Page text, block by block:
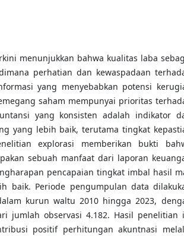
menunjukkan bahwa kualitas laba
perhatian dan kewaspadaan
yang menyebabkan potensi
saham mempunyai prioritas
yang konsisten adalah indikator
yang lebih baik, terutama tingkat
explorasi memberikan bukti
sebuah manfaat dari laporan
pencapaian tingkat imbal hasil
baik. Periode pengumpulan data
kurun waltu 2010 hingga 2023,
jumlah observasi 4.182. Hasil penelitian
positif perhitungan akuntnasi